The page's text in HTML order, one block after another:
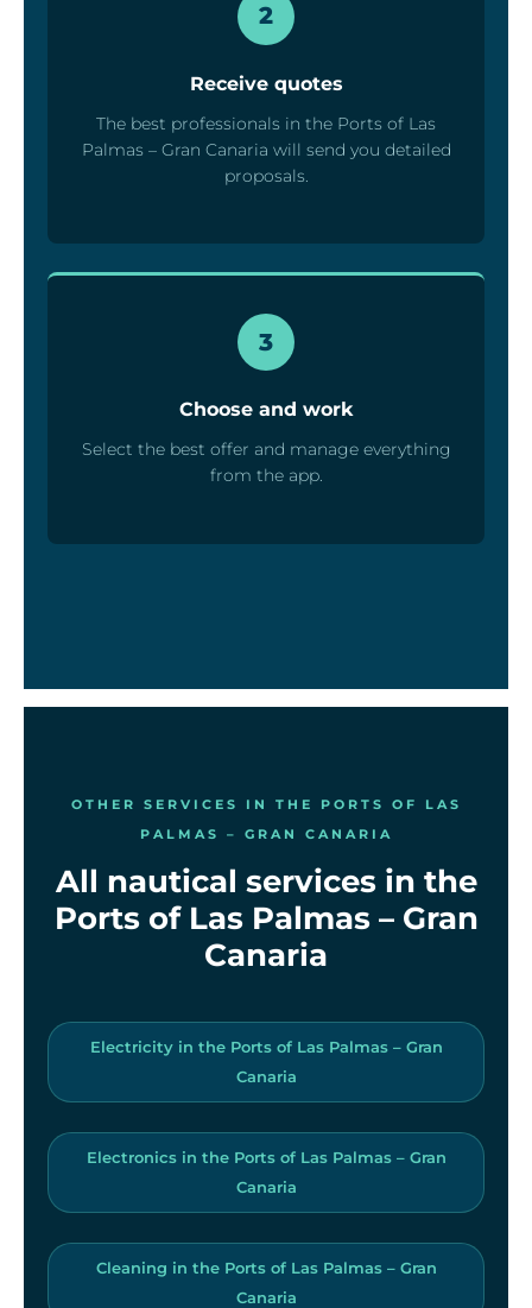
2
Receive quotes
The best professionals in the Ports of Las
Palmas – Gran Canaria will send you detailed
proposals.
3
Choose and work
Select the best offer and manage everything
from the app.
OTHER SERVICES IN THE PORTS OF LAS
PALMAS – GRAN CANARIA
All nautical services in the
Ports of Las Palmas – Gran
Canaria
Electricity in the Ports of Las Palmas – Gran
Canaria
Electronics in the Ports of Las Palmas – Gran
Canaria
Cleaning in the Ports of Las Palmas – Gran
Canaria